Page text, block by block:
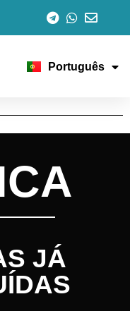
Português
English
Italiano
Deutsch
JÁ